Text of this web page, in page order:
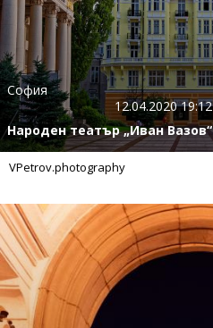
София
12.04.2020 19:12
Народен театър „Иван Вазов“
VPetrov.photography